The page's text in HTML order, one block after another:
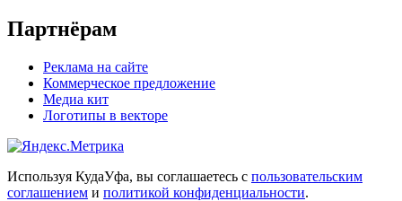
Партнёрам
Реклама на сайте
Коммерческое предложение
Медиа кит
Логотипы в векторе
Используя КудаУфа, вы соглашаетесь с пользовательским
соглашением и политикой конфиденциальности.